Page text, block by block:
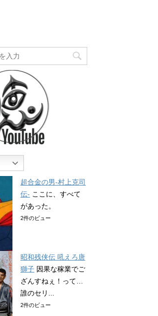
超合金の男-村上克司
伝- ここに、すべて
があった。
2件のビュー
昭和残侠伝 吼えろ唐
獅子 因果な稼業でご
ざんすねぇ！って…
誰のセリ...
2件のビュー